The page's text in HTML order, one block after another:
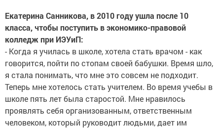
Екатерина Санникова, в 2010 году ушла после 10
класса, чтобы поступить в экономико-правовой
колледж при ИЭУиП:
- Когда я училась в школе, хотела стать врачом - как
говорится, пойти по стопам своей бабушки. Время шло,
я стала понимать, что мне это совсем не подходит.
Теперь мне хотелось стать учителем. Во время учебы в
школе пять лет была старостой. Мне нравилось
проявлять себя организованным, ответственным
человеком, который руководит людьми, дает им